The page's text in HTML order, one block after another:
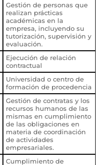
Gestión de personas que
realizan prácticas
académicas en la
empresa, incluyendo su
tutorización, supervisión y
evaluación.
Ejecución de relación
contractual
Universidad o centro de
formación de procedencia
Gestión de contratas y los
recursos humanos de las
mismas en cumplimiento
de las obligaciones en
materia de coordinación
de actividades
empresariales.
Cumplimiento de